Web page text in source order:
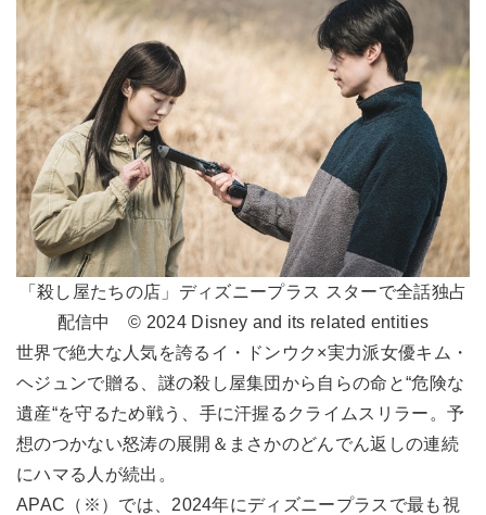
「殺し屋たちの店」ディズニープラス スターで全話独占
配信中 © 2024 Disney and its related entities
世界で絶大な人気を誇るイ・ドンウク×実力派女優キム・
ヘジュンで贈る、謎の殺し屋集団から自らの命と“危険な
遺産“を守るため戦う、手に汗握るクライムスリラー。予
想のつかない怒涛の展開＆まさかのどんでん返しの連続
にハマる人が続出。
APAC（※）では、2024年にディズニープラスで最も視